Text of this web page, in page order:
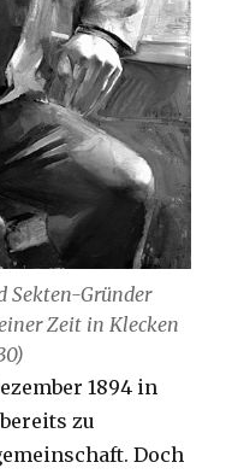
Sekten-Gründer
Zeit in Klecken
1894 in
zu
Doch